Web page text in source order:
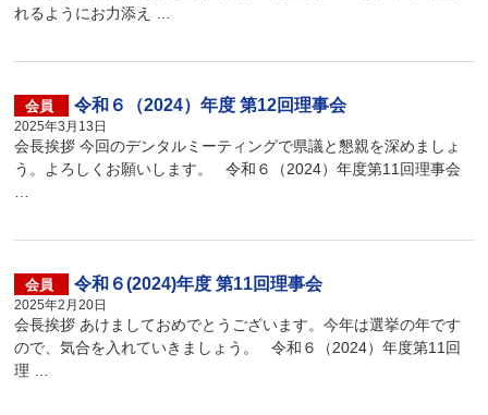
れるようにお力添え …
会員 令和６（2024）年度 第12回理事会
2025年3月13日
会長挨拶 今回のデンタルミーティングで県議と懇親を深めましょ
う。よろしくお願いします。 令和６（2024）年度第11回理事会
会員 令和６(2024)年度 第11回理事会
2025年2月20日
会長挨拶 あけましておめでとうございます。今年は選挙の年です
ので、気合を入れていきましょう。 令和６（2024）年度第11回
理 …